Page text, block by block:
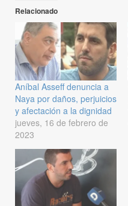
Relacionado
Aníbal Asseff denuncia a
Naya por daños, perjuicios
y afectación a la dignidad
jueves, 16 de febrero de
2023